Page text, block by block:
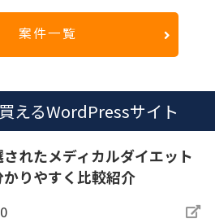
案件一覧
えるWordPressサイト
れたメディカルダイエット
りやすく比較紹介